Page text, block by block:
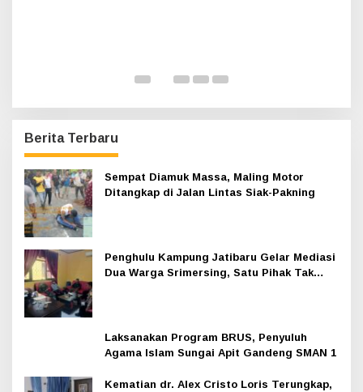
Berita Terbaru
Sempat Diamuk Massa, Maling Motor
Ditangkap di Jalan Lintas Siak-Pakning
Penghulu Kampung Jatibaru Gelar Mediasi
Dua Warga Srimersing, Satu Pihak Tak
Laksanakan Program BRUS, Penyuluh
Agama Islam Sungai Apit Gandeng SMAN 1
Kematian dr. Alex Cristo Loris Terungkap,